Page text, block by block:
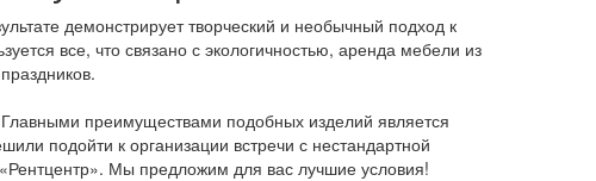
демонстрирует творческий и необычный подход к
все, что связано с экологичностью, аренда мебели из
преимуществами подобных изделий является
подойти к организации встречи с нестандартной
Мы предложим для вас лучшие условия!